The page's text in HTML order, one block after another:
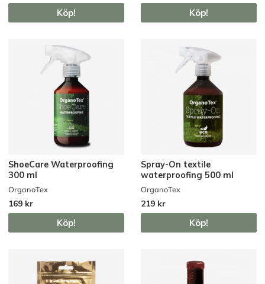
Köp! Köp!
ShoeCare Waterproofing
300 ml
OrganoTex
169 kr
Köp!
Spray-On textile
waterproofing 500 ml
OrganoTex
219 kr
Köp!